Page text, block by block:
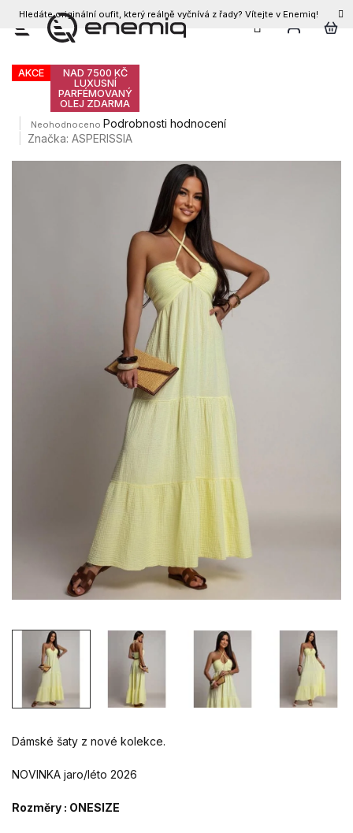
Přejít
Hledáte originální oufit, který reálně vyčnívá z řady? Vítejte v Enemiq!
CZK
Dámské šaty CLARISSA
AKCE
NAD 7500 KČ
LUXUSNÍ
PARFÉMOVANÝ
OLEJ ZDARMA
Průměrné
hodnocení
Neohodnoceno Podrobnosti hodnocení
Značka:ASPERISSIA
Dámské šaty z nové kolekce.
NOVINKA jaro/léto 2026
Rozměry : ONESIZE